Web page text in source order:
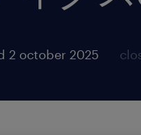
2 october 2025